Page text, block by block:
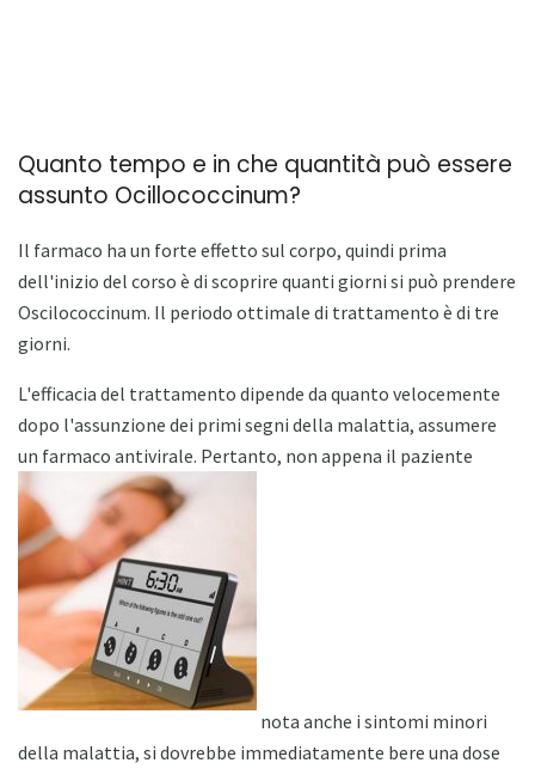
Quanto tempo e in che quantità può essere
assunto Ocillococcinum?
Il farmaco ha un forte effetto sul corpo, quindi prima
dell'inizio del corso è di scoprire quanti giorni si può prendere
Oscilococcinum. Il periodo ottimale di trattamento è di tre
giorni.
L'efficacia del trattamento dipende da quanto velocemente
dopo l'assunzione dei primi segni della malattia, assumere
un farmaco antivirale. Pertanto, non appena il paziente
nota anche i sintomi minori
della malattia, si dovrebbe immediatamente bere una dose